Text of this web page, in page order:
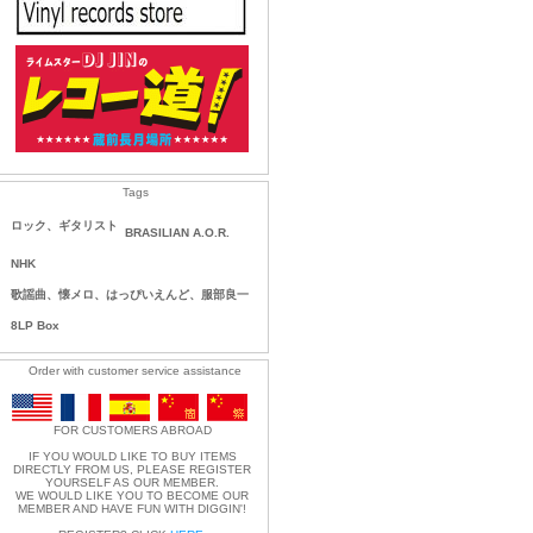
Tags
ロック、ギタリスト
BRASILIAN A.O.R.
NHK
歌謡曲、懐メロ、はっぴいえんど、服部良一
8LP Box
Order with customer service assistance
FOR CUSTOMERS ABROAD
IF YOU WOULD LIKE TO BUY ITEMS
DIRECTLY FROM US, PLEASE REGISTER
YOURSELF AS OUR MEMBER.
WE WOULD LIKE YOU TO BECOME OUR
MEMBER AND HAVE FUN WITH DIGGIN'!